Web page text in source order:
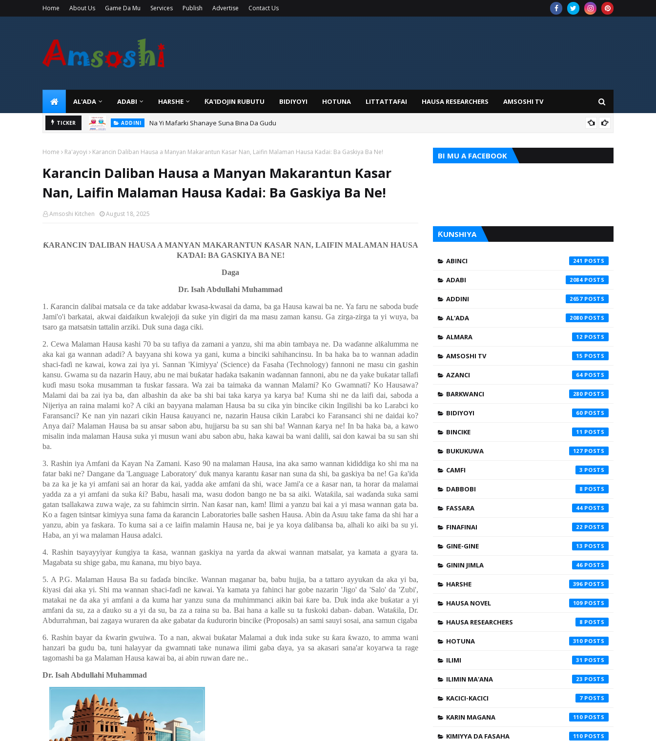
Home About Us Game Da Mu Services Publish Advertise Contact Us
AL'ADA ADABI HARSHE ƘA'IDOJIN RUBUTU BIDIYOYI HOTUNA LITTATTAFAI HAUSA RESEARCHERS AMSOSHI TV
TICKER
ADDINI Na Yi Mafarki Shanaye Suna Bina Da Gudu
ADDINI Na Yi Mafarki Ana Bikina, Kafin A Daura Aure Sai Na Farka
Home Ra'ayoyi Karancin Daliban Hausa a Manyan Makarantun Kasar Nan, Laifin Malaman Hausa Kadai: Ba Gaskiya Ba Ne!
Karancin Daliban Hausa a Manyan Makarantun Kasar
Nan, Laifin Malaman Hausa Kadai: Ba Gaskiya Ba Ne!
Amsoshi Kitchen August 18, 2025
ƘARANCIN ƊALIBAN HAUSA A MANYAN MAKARANTUN ƘASAR NAN, LAIFIN MALAMAN HAUSA
KAƊAI: BA GASKIYA BA NE!
Daga
Dr. Isah Abdullahi Muhammad
1. Ƙarancin ɗalibai matsala ce da take addabar kwasa-kwasai da dama, ba ga Hausa kawai ba ne. Ya faru ne saboda buɗe
Jami'o'i barkatai, akwaiɗaiɗaikun kwalejoji da suke yin digiri da ma masu zaman kansu. Ga zirga-zirga ta yi wuya, ba
tsaro ga matsatsin tattalin arziki. Duk suna daga ciki.
2. Cewa Malaman Hausa kashi 70 ba su tafiya da zamani a yanzu, shi ma abin tambaya ne. Da waɗanne alƙalumma ne
aka kai ga wannan adadi? A bayyana shi kowa ya gani, kuma a binciki sahihancinsu. In ba haka ba to wannan adadin
shaci-faɗi ne kawai, kowa zai iya yi. Sannan 'Kimiyya' (Science) da Fasaha (Technology) fannoni ne masu cin gashin
kansu. Gwama su da nazarin Hauy, abu ne mai buƙatar haɗaka tsakanin waɗannan fannoni, abu ne da yake buƙatar tallafi
kuɗi masu tsoka musamman ta fuskar fassara. Wa zai ba taimaka da wannan Malami? Ko Gwamnati? Ko Hausawa?
Malami dai ba zai iya ba,ɗan albashin da ake ba shi bai taka karya ya karya ba! Kuma shi ne da laifi dai, saboda a
Nijeriya an raina malami ko? A ciki an bayyana malaman Hausa ba su cika yin bincike cikin Ingilishi ba ko Larabci ko
Faransanci? Ke nan yin nazari cikin Hausa ƙauyanci ne, nazarin Hausa cikin Larabci ko Faransanci shi ne daidai ko?
Anya dai? Malaman Hausa ba su ansar sabon abu, hujjarsu ba su san shi ba! Wannan ƙarya ne! In ba haka ba, a kawo
misalin inda malaman Hausa suka yi musun wani abu sabon abu, haka kawai ba wani dalili, sai don kawai ba su san shi
ba.
3. Rashin iya Amfani da Kayan Na Zamani. Kaso 90 na malaman Hausa, ina aka samo wannan kididdiga ko shi ma na
fatar baki ne? Dangane da 'Language Laboratory' duk manya karantu ƙasar nan suna da shi, ba gaskiya ba ne! Ga ƙa'ida
ba za ka je ka yi amfani sai an horar da kai, yadda ake amfani da shi, wace Jami'a ce a ƙasar nan, ta horar da malamai
yadda za a yi amfani da suka ƙi? Babu, hasali ma, wasu dodon bango ne ba sa aiki. Wataƙila, sai waɗanda suka sami
gatan tsallakawa zuwa waje, za su fahimcin sirrin. Nan ƙasar nan, kam! Ilimi a yanzu bai kai a yi masa wannan gata ba.
Ko a fagen tsintsar kimiyya suna fama da ƙarancin Laboratories balle sashen Hausa. Abin da Asuu take fama da shi har a
yanzu, abin ya faskara. To kuma sai a ce laifin malamin Hausa ne, bai je ya koyaɗalibansa ba, alhali ko aiki ba su yi.
Haba, an yi wa malaman Hausa adalci.
4. Rashin tsayayyiyar ƙungiya ta ƙasa, wannan gaskiya na yarda da akwai wannan matsalar, ya kamata a gyara ta.
Magabata su shige gaba, mu ƙanana, mu biyo baya.
5. A P.G. Malaman Hausa Ba su faɗaɗa bincike. Wannan maganar ba, babu hujja, ba a tattaro ayyukan da aka yi ba,
ƙiyasi ɗai aka yi. Shi ma wannan shaci-faɗi ne kawai. Ya kamata ya fahinci har gobe nazarin 'Jigo' da 'Salo' da 'Zubi',
matakai ne da aka yi amfani a da kuma har yanzu suna da muhimmanci aikin bai ƙare ba. Duk inda ake buƙatar a yi
amfani da su, za aɗauko su a yi da su, ba za a raina su ba. Bai hana a kalle su ta fuskoki daban- daban. Wataƙila, Dr.
Abdurrahman, bai zagaya wuraren da ake gabatar da ƙudurorin bincike (Proposals) an sami sauyi sosai, ana samun cigaba
6. Rashin bayar da ƙwarin gwuiwa. To a nan, akwai buƙatar Malamai a duk inda suke su ƙara ƙwazo, to amma wani
hanzari ba gudu ba, tuni halayyar da gwamnati take nunawa ilimi gabaɗaya, ya sa akasari sana'ar koyarwa ta rage
tagomashi ba ga Malaman Hausa kawai ba, ai abin ruwan dare ne..
Dr. Isah Abdullahi Muhammad
BI MU A FACEBOOK
ƘUNSHIYA
ABINCI 241
ADABI 2084
ADDINI 2657
AL'ADA 2080
ALMARA 12
AMSOSHI TV 15
AZANCI 64
BARKWANCI 280
BIDIYOYI 60
BINCIKE 11
BUKUKUWA 127
CAMFI 3
DABBOBI 8
FASSARA 44
FINAFINAI 22
GINE-GINE 13
GININ JIMLA 46
HARSHE 396
HAUSA NOVEL 109
HAUSA RESEARCHERS 8
HOTUNA 310
ILIMI 31
ILIMIN MA'ANA 23
KACICI-KACICI 7
KARIN MAGANA 110
KIMIYYA DA FASAHA 110